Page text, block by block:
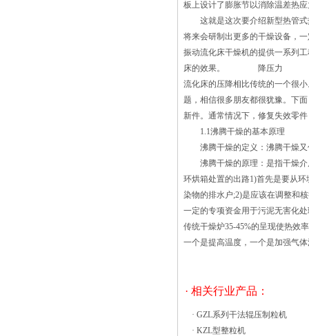
板上设计了膨胀节以消除温差热
这就是这次要介绍新型热管式
将来会研制出更多的干燥设备，
振动流化床干燥机的提供一系列
床的效果。 降压力 知道一个
流化床的压降相比传统的一个很
题，相信很多朋友都很犹豫。下
新件。通常情况下，修复失效
1.1沸腾干燥的基本原理
沸腾干燥的定义：沸腾干燥又
沸腾干燥的原理：是指干燥介
环烘箱处置的出路1)首先是要从
染物的排水户;2)是应该在调整和
一定的专项资金用于污泥无害化
传统干燥炉35-45%的呈现使热效
一个是提高温度，一个是加强
· 相关行业产品：
· GZL系列干法辊压制粒机
· KZL型整粒机